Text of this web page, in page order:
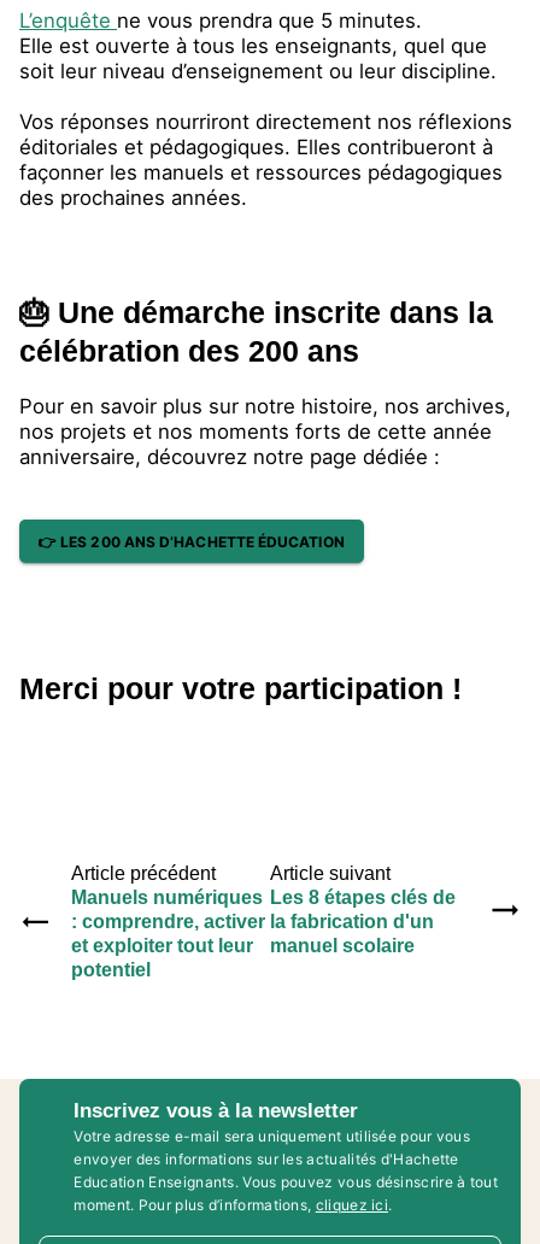
L’enquête ne vous prendra que 5 minutes.
Elle est ouverte à tous les enseignants, quel que
soit leur niveau d’enseignement ou leur discipline.
Vos réponses nourriront directement nos réflexions
éditoriales et pédagogiques. Elles contribueront à
façonner les manuels et ressources pédagogiques
des prochaines années.
🎂 Une démarche inscrite dans la
célébration des 200 ans
Pour en savoir plus sur notre histoire, nos archives,
nos projets et nos moments forts de cette année
anniversaire, découvrez notre page dédiée :
👉 LES 200 ANS D’HACHETTE ÉDUCATION
Merci pour votre participation !
Article précédent
Manuels numériques
: comprendre, activer
et exploiter tout leur
potentiel
Article suivant
Les 8 étapes clés de
la fabrication d'un
manuel scolaire
Inscrivez vous à la newsletter
Votre adresse e-mail sera uniquement utilisée pour vous
envoyer des informations sur les actualités d'Hachette
Education Enseignants. Vous pouvez vous désinscrire à tout
moment. Pour plus d’informations, cliquez ici.